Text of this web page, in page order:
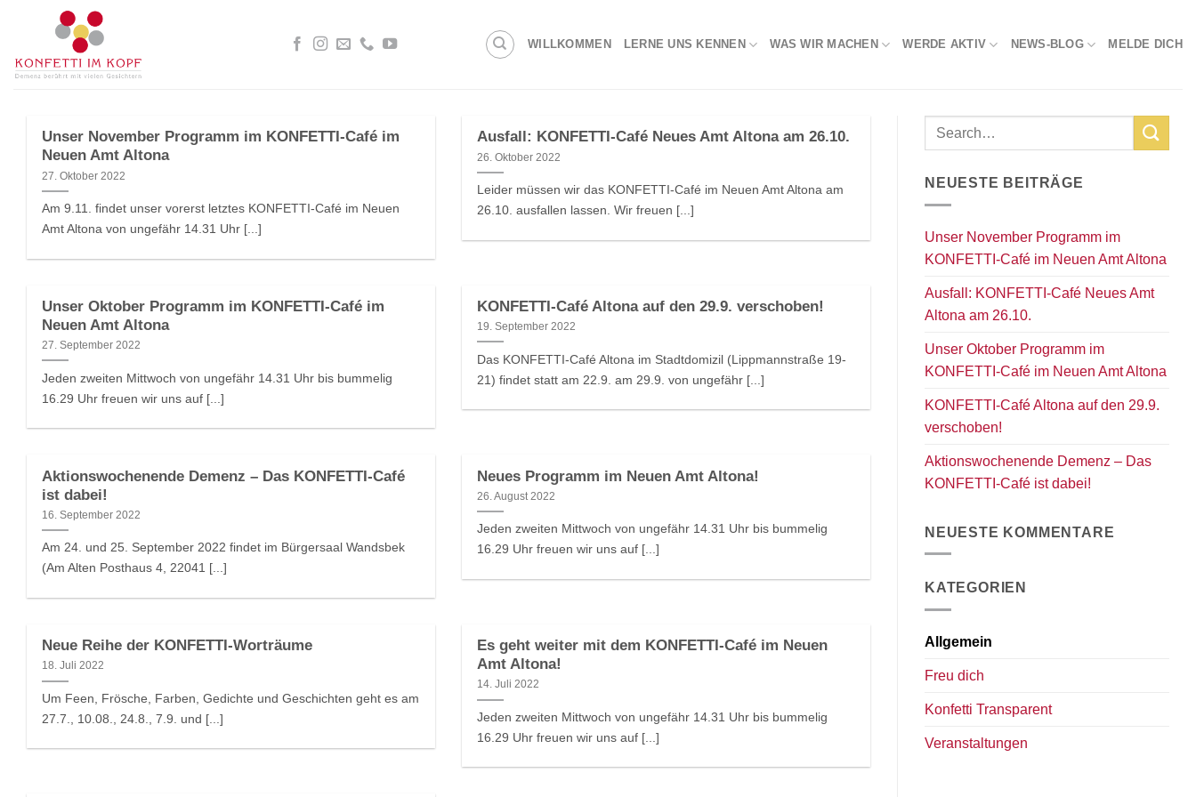
WILLKOMMEN LERNE UNS KENNEN WAS WIR MACHEN WERDE AKTIV NEWS-BLOG MELDE DICH
Unser November Programm im KONFETTI-Café im
Neuen Amt Altona
27. Oktober 2022
Am 9.11. findet unser vorerst letztes KONFETTI-Café im Neuen
Amt Altona von ungefähr 14.31 Uhr [...]
Ausfall: KONFETTI-Café Neues Amt Altona am 26.10.
26. Oktober 2022
Leider müssen wir das KONFETTI-Café im Neuen Amt Altona am
26.10. ausfallen lassen. Wir freuen [...]
Unser Oktober Programm im KONFETTI-Café im
Neuen Amt Altona
27. September 2022
Jeden zweiten Mittwoch von ungefähr 14.31 Uhr bis bummelig
16.29 Uhr freuen wir uns auf [...]
KONFETTI-Café Altona auf den 29.9. verschoben!
19. September 2022
Das KONFETTI-Café Altona im Stadtdomizil (Lippmannstraße 19-
21) findet statt am 22.9. am 29.9. von ungefähr [...]
Aktionswochenende Demenz – Das KONFETTI-Café
ist dabei!
16. September 2022
Am 24. und 25. September 2022 findet im Bürgersaal Wandsbek
(Am Alten Posthaus 4, 22041 [...]
Neues Programm im Neuen Amt Altona!
26. August 2022
Jeden zweiten Mittwoch von ungefähr 14.31 Uhr bis bummelig
16.29 Uhr freuen wir uns auf [...]
Neue Reihe der KONFETTI-Worträume
18. Juli 2022
Um Feen, Frösche, Farben, Gedichte und Geschichten geht es am
27.7., 10.08., 24.8., 7.9. und [...]
Es geht weiter mit dem KONFETTI-Café im Neuen
Amt Altona!
14. Juli 2022
Jeden zweiten Mittwoch von ungefähr 14.31 Uhr bis bummelig
16.29 Uhr freuen wir uns auf [...]
NEUESTE BEITRÄGE
Unser November Programm im
KONFETTI-Café im Neuen Amt Altona
Ausfall: KONFETTI-Café Neues Amt
Altona am 26.10.
Unser Oktober Programm im
KONFETTI-Café im Neuen Amt Altona
KONFETTI-Café Altona auf den 29.9.
verschoben!
Aktionswochenende Demenz – Das
KONFETTI-Café ist dabei!
NEUESTE KOMMENTARE
KATEGORIEN
Allgemein
Freu dich
Konfetti Transparent
Veranstaltungen